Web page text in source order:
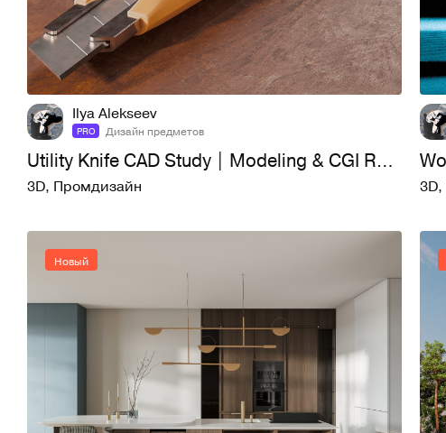
1 8
Ilya Alekseev
PRO Дизайн предметов
Utility Knife CAD Study | Modeling & CGI Rendering
3D, Промдизайн 3D,
Новый